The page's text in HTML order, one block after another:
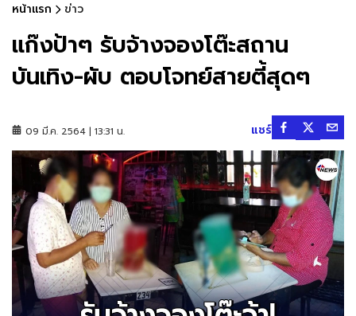
หน้าแรก ข่าว
แก๊งป้าๆ รับจ้างจองโต๊ะสถาน
บันเทิง-ผับ ตอบโจทย์สายตี้สุดๆ
09 มี.ค. 2564 | 13:31 น. แชร์